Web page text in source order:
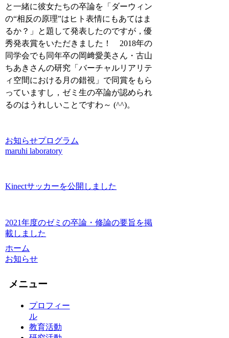
と一緒に彼女たちの卒論を「ダーウィン
の“相反の原理”はヒト表情にもあてはま
るか？」と題して発表したのですが，優
秀発表賞をいただきました！ 2018年の
同学会でも同年卒の岡﨑愛美さん・古山
ちあきさんの研究「バーチャルリアリテ
ィ空間における月の錯視」で同賞をもら
っていますし，ゼミ生の卒論が認められ
るのはうれしいことですわ～ (^^)。
お知らせプログラム
maruhi laboratory
Kinectサッカーを公開しました
2021年度のゼミの卒論・修論の要旨を掲
載しました
ホーム
お知らせ
メニュー
プロフィー
ル
教育活動